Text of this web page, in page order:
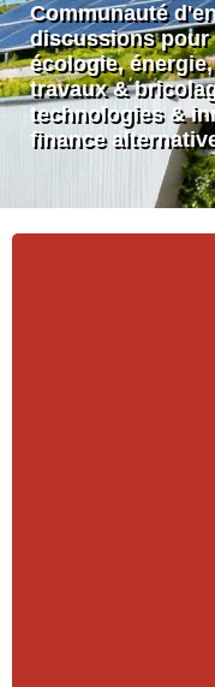
Communauté
discussions
écologie,
travaux &
technologies &
finance